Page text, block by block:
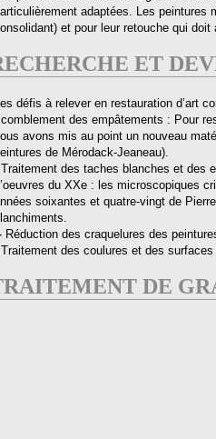
adaptées. Les peintures
et pour leur retouche qui
ET
défis à relever en restauration d’art
des empâtements : Pour
avons mis au point un nouveau
de Mérodack-Jeaneau).
des taches blanches et des
du XXe : les microscopiques
soixantes et quatre-vingt de
Réduction des craquelures des
des coulures et des surfaces
DE